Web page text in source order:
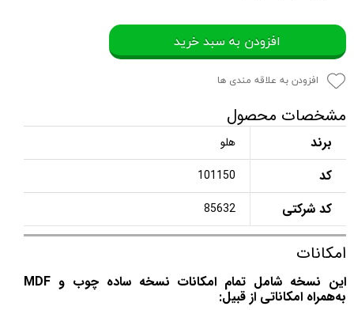
افزودن به سبد خرید
افزودن به علاقه مندی ها
مشخصات محصول
برند هلو
کد 101150
کد شرکتی 85632
امکانات
این نسخه شامل تمام امکانات نسخه ساده چوب و MDF
به‌همراه امکاناتی از قبیل: